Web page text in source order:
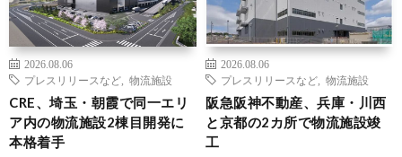
2026.08.06
プレスリリースなど
物流施設
CRE、埼玉・朝霞で同一エリ
ア内の物流施設2棟目開発に
本格着手
2026.08.06
プレスリリースなど
物流施設
阪急阪神不動産、兵庫・川西
と京都の2カ所で物流施設竣
工